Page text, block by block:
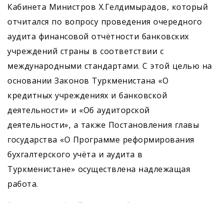
Кабинета Министров Х.Гелдимырадов, который
отчитался по вопросу проведения очередного
аудита финансовой отчётности банковских
учреждений страны в соответствии с
международными стандартами. С этой целью на
основании Законов Туркменистана «О
кредитных учреждениях и банковской
деятельности» и «Об аудиторской
деятельности», а также Постановления главы
государства «О Программе реформирования
бухгалтерского учёта и аудита в
Туркменистане» осуществлена надлежащая
работа.